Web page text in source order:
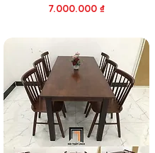
Giá
7.000.000 ₫